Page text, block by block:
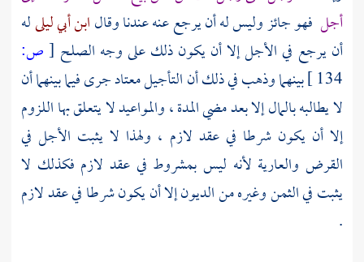
أجل فهو جائز وليس له أن يرجع عنه عندنا وقالابن أبي ليلىله
أن يرجع في الأجل إلا أن يكون ذلك على وجه الصلح [ص:
134 ] بينهما وذهب في ذلك أن التأجيل معتاد جرى فيما بينهما أن
لا يطالبه بالمال إلا بعد مضي المدة ، والمواعيد لا يتعلق بها اللزوم
إلا أن يكون شرطا في عقد لازم ، ولهذا لا يثبت الأجل في
القرض والعارية لأنه ليس بمشروط في عقد لازم فكذلك لا
يثبت في الثمن وغيره من الديون إلا أن يكون شرطا في عقد لازم
.